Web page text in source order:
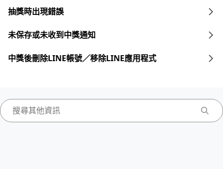
抽獎時出現錯誤
未保存或未收到中獎通知
中獎後刪除LINE帳號／移除LINE應用程式